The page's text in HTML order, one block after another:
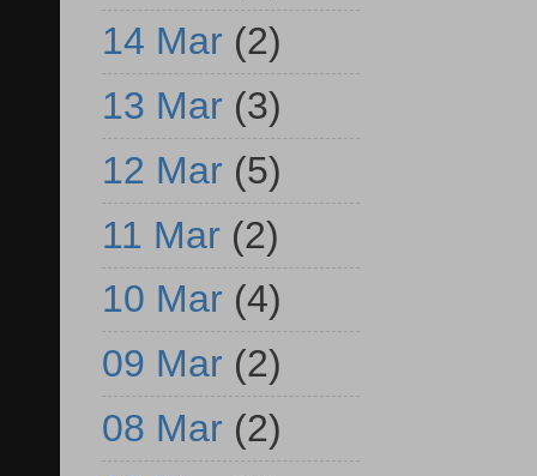
14 Mar (2)
13 Mar (3)
12 Mar (5)
11 Mar (2)
10 Mar (4)
09 Mar (2)
08 Mar (2)